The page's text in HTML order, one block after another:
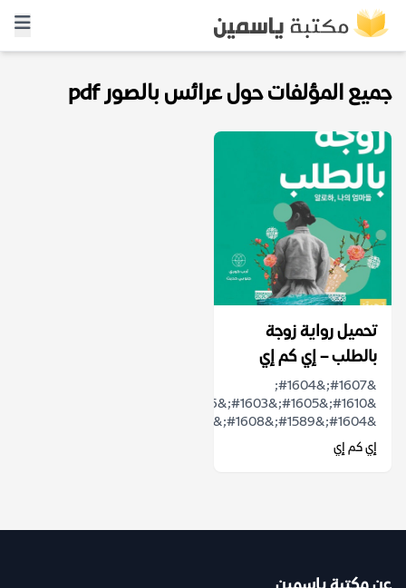
جميع المؤلفات حول عرائس بالصور pdf
تحميل رواية زوجة
بالطلب – إي كم إي
&#1607;&#1604;
&#1604;&#1589;&#1608;&#1585;&#1577;...
إي كم إي